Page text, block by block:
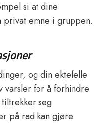
si at dine
privat emne i gruppen.
og din ektefelle
varsler for å forhindre
seg
på rad kan gjøre